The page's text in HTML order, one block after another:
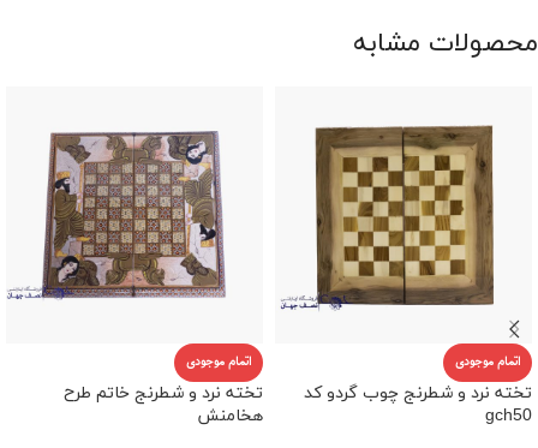
محصولات مشابه
اتمام موجودی
تخته نرد و شطرنج چوب گردو کد
gch50
اتمام موجودی
تخته نرد و شطرنج خاتم طرح
هخامنش